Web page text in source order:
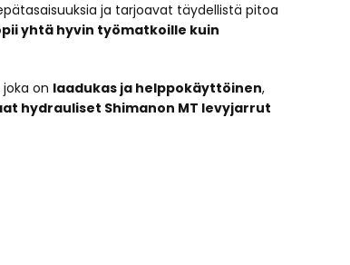
ja tarjoavat täydellistä pitoa
yhtä hyvin työmatkoille kuin
on laadukas ja helppokäyttöinen,
hydrauliset Shimanon MT levyjarrut